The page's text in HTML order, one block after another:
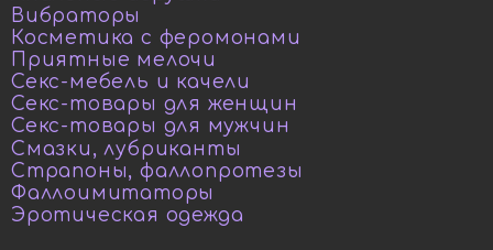
Вибраторы
Косметика с феромонами
Приятные мелочи
Секс-мебель и качели
Секс-товары для женщин
Секс-товары для мужчин
Смазки, лубриканты
Страпоны, фаллопротезы
Фаллоимитаторы
Эротическая одежда